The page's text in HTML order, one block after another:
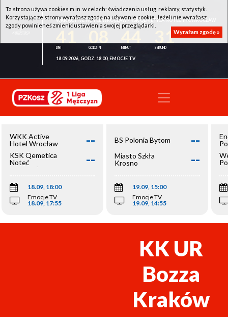
WKK ACTIVE HOTEL WROCŁAW - KSK QEMETICA NOTEĆ INOWROCŁAW
31
18.09.2026, GODZ. 18:00, EMOCJE TV
WKK Active
Hotel Wrocław
--
KSK Qemetica
Noteć
Inowrocław
--
18.09, 18:00
Emocje TV
18.09, 17:55
BS Polonia Bytom --
Miasto Szkła
Krosno
--
19.09, 15:00
Emocje TV
19.09, 14:55
KK UR
Bozza
Kraków
Ta strona używa cookies m.in. w celach: świadczenia usług, reklamy, statystyk.
Korzystając ze strony wyrażasz zgodę na używanie cookie. Jeżeli nie wyrażasz
zgody powinieneś zmienić ustawienia swojej przeglądarki.
Wyrażam zgodę »